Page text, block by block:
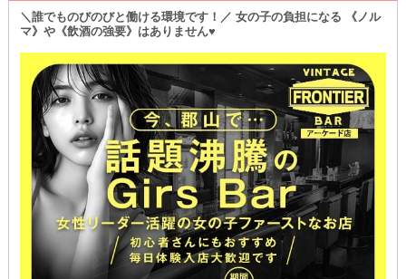
✦ムリなく楽しめる安心環境✦
イマドキ、飲酒を強くすすめるような働き方は、当店ではもちろん
NGです。
ムリな飲酒やイッキ飲みはきちんと禁止しているので、お酒が苦手
な子もご安心を◎
お店にはソフトドリンクもご用意しておりｍその日の体調や気分に
合わせて選べます♥
もしお客様からお酒をすすめられて困った時は、すぐにスタッフを
頼ってください◎
＼誰でものびのびと働ける環境です！／ 女の子の負担になる 《ノル
マ》や《飲酒の強要》はありません♥